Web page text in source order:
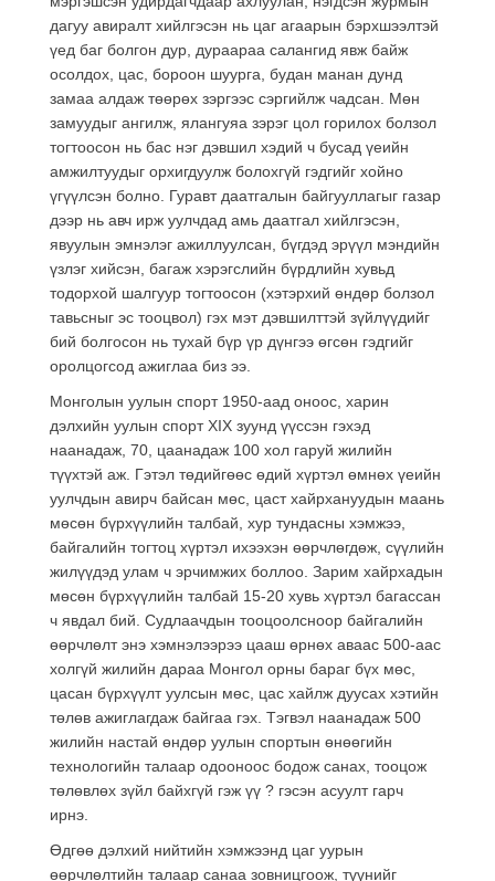
дагуу авиралт хийлгэсэн нь цаг агаарын бэрхшээлтэй
үед баг болгон дур, дураараа салангид явж байж
осолдох, цас, бороон шуурга, будан манан дунд
замаа алдаж төөрөх зэргээс сэргийлж чадсан. Мөн
замуудыг ангилж, ялангуяа зэрэг цол горилох болзол
тогтоосон нь бас нэг дэвшил хэдий ч бусад үеийн
амжилтуудыг орхигдуулж болохгүй гэдгийг хойно
үгүүлсэн болно. Гуравт даатгалын байгууллагыг газар
дээр нь авч ирж уулчдад амь даатгал хийлгэсэн,
явуулын эмнэлэг ажиллуулсан, бүгдэд эрүүл мэндийн
үзлэг хийсэн, багаж хэрэгслийн бүрдлийн хувьд
тодорхой шалгуур тогтоосон (хэтэрхий өндөр болзол
тавьсныг эс тооцвол) гэх мэт дэвшилттэй зүйлүүдийг
бий болгосон нь тухай бүр үр дүнгээ өгсөн гэдгийг
оролцогсод ажиглаа биз ээ.
Монголын уулын спорт 1950-аад оноос, харин
дэлхийн уулын спорт XIX зуунд үүссэн гэхэд
наанадаж, 70, цаанадаж 100 хол гаруй жилийн
түүхтэй аж. Гэтэл төдийгөөс өдий хүртэл өмнөх үеийн
уулчдын авирч байсан мөс, цаст хайрхануудын маань
мөсөн бүрхүүлийн талбай, хур тундасны хэмжээ,
байгалийн тогтоц хүртэл ихээхэн өөрчлөгдөж, сүүлийн
жилүүдэд улам ч эрчимжих боллоо. Зарим хайрхадын
мөсөн бүрхүүлийн талбай 15-20 хувь хүртэл багассан
ч явдал бий. Судлаачдын тооцоолсноор байгалийн
өөрчлөлт энэ хэмнэлээрээ цааш өрнөх аваас 500-аас
холгүй жилийн дараа Монгол орны бараг бүх мөс,
цасан бүрхүүлт уулсын мөс, цас хайлж дуусах хэтийн
төлөв ажиглагдаж байгаа гэх. Тэгвэл наанадаж 500
жилийн настай өндөр уулын спортын өнөөгийн
технологийн талаар одооноос бодож санах, тооцож
төлөвлөх зүйл байхгүй гэж үү ? гэсэн асуулт гарч
ирнэ.
Өдгөө дэлхий нийтийн хэмжээнд цаг уурын
өөрчлөлтийн талаар санаа зовницгоож, түүнийг